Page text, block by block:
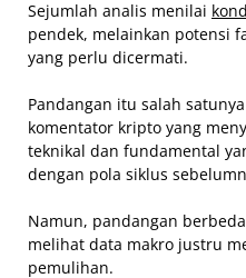
Sejumlah analis menilai
pendek, melainkan potensi
yang perlu dicermati.
Pandangan itu salah
komentator kripto yang
teknikal dan fundamental
dengan pola siklus
Namun, pandangan
melihat data makro justru
pemulihan.